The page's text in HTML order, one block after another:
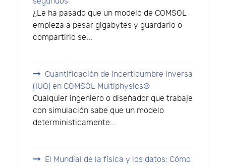
¿Le ha pasado que un modelo de COMSOL
empieza a pesar gigabytes y guardarlo o
compartirlo se...
Cuantificación de Incertidumbre Inversa
(IUQ) en COMSOL Multiphysics®
Cualquier ingeniero o diseñador que trabaje
con simulación sabe que un modelo
deterministicamente...
El Mundial de la física y los datos: Cómo